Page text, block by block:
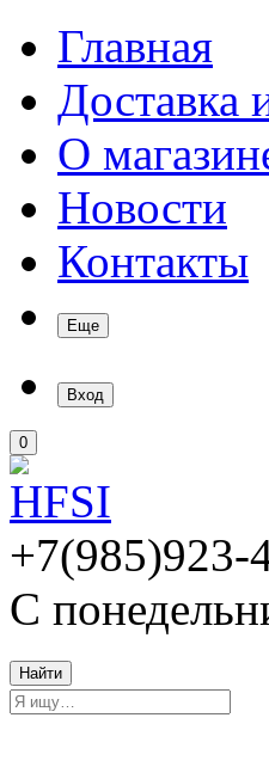
Главная
Доставка
О
Новости
Контакты
Еще
Вход
0
+7(985)923-
С
Найти